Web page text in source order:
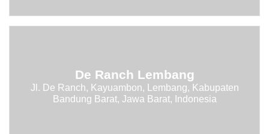
De Ranch Lembang
Jl. De Ranch, Kayuambon, Lembang, Kabupaten
Bandung Barat, Jawa Barat, Indonesia